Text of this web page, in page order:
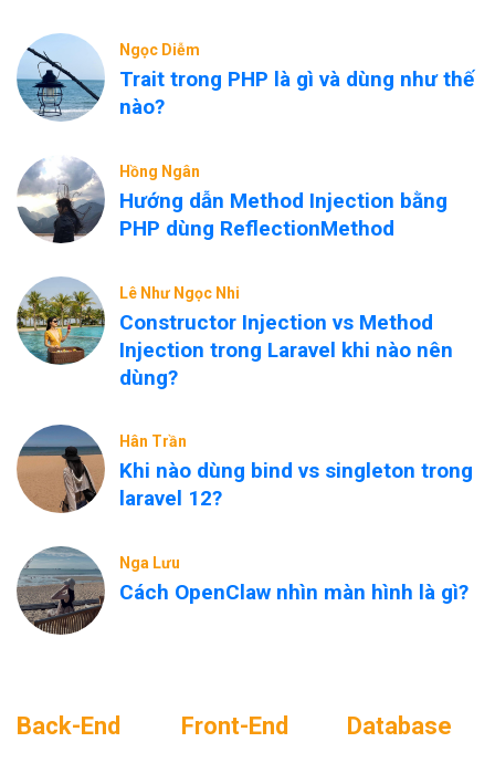
Ngọc Diễm
Trait trong PHP là gì và dùng như thế
nào?
Hồng Ngân
Hướng dẫn Method Injection bằng
PHP dùng ReflectionMethod
Lê Như Ngọc Nhi
Constructor Injection vs Method
Injection trong Laravel khi nào nên
dùng?
Hân Trần
Khi nào dùng bind vs singleton trong
laravel 12?
Nga Lưu
Cách OpenClaw nhìn màn hình là gì?
Back-End Front-End Database